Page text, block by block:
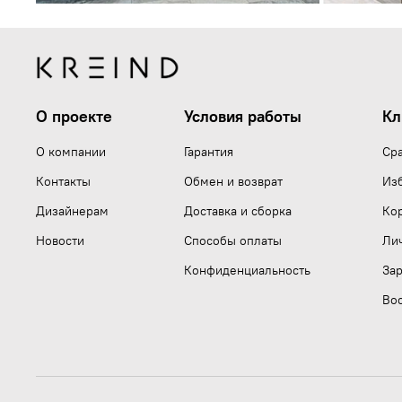
О проекте
О компании
Контакты
Дизайнерам
Новости
Условия работы
Гарантия
Обмен и возврат
Доставка и сборка
Способы оплаты
Конфиденциальность